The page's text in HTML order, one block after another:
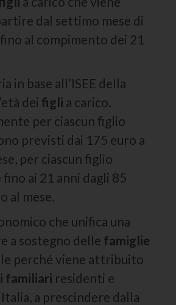
dal settimo mese di
al compimento dei 21
in base all’ISEE della
dei figli a carico.
per ciascun figlio
previsti dai 175 euro a
per ciascun figlio
ai 21 anni dagli 85
al mese.
che unifica una
a sostegno delle famiglie
perché viene attribuito
familiari residenti e
a prescindere dalla